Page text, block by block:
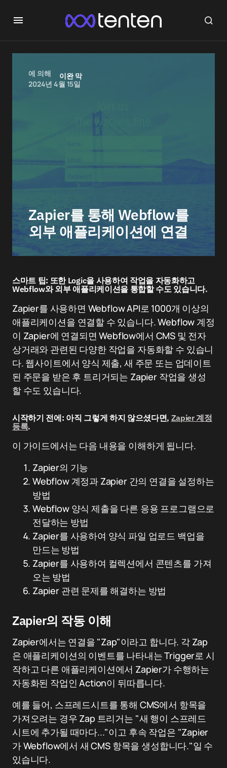
에 의해
이완 막
2024년 4월 15일
Zapier를 통해 Webflow를
외부 애플리케이션에 연결
스마트 팁: 또한 Logic을 사용하여 작업을 자동화하고
Webflow와 외부 애플리케이션을 통합할 수도 있습니다.
Zapier를 사용하면 Webflow API로 1000개 이상의
애플리케이션을 연결할 수 있습니다. Webflow 계정
이 Zapier에 연결되면 Webflow에서 CMS 및 전자
상거래와 관련된 다양한 작업을 자동화할 수 있습니
다. 웹사이트에서 양식 제출, 새 주문 또는 업데이트
된 주문을 받은 후 트리거되는 Zapier 작업을 생성
할 수도 있습니다.
시작하기 전에: 아직 그렇게 하지 않으셨다면, Zapier 계정
등록.
이 가이드에서는 다음 내용을 이해하게 됩니다.
Zapier의 기능
Webflow 계정과 Zapier 간의 연결을 설정하는
방법
Webflow 양식 제출을 다른 응용 프로그램으로
전달하는 방법
Zapier를 사용하여 양식 파일 업로드 백업을
만드는 방법
Zapier를 사용하여 컬렉션에서 콘텐츠를 가져
오는 방법
Zapier 관련 문제를 해결하는 방법
Zapier의 작동 이해
Zapier에서는 연결을 "Zap"이라고 합니다. 각 Zap
은 애플리케이션의 이벤트를 나타내는 Trigger로 시
작하고 다른 애플리케이션에서 Zapier가 수행하는
자동화된 작업인 Action이 뒤따릅니다.
예를 들어, 스프레드시트를 통해 CMS에서 항목을
가져오려는 경우 Zap 트리거는 "새 행이 스프레드
시트에 추가될 때마다..."이고 후속 작업은 "Zapier
가 Webflow에서 새 CMS 항목을 생성합니다."일 수
있습니다.